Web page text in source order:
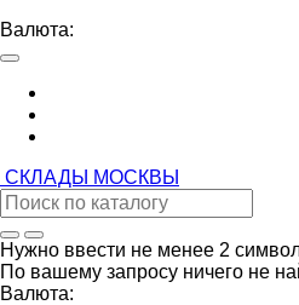
Валюта:
СКЛАДЫ МОСКВЫ
Нужно ввести не менее 2
По вашему запросу ничего не
Валюта: